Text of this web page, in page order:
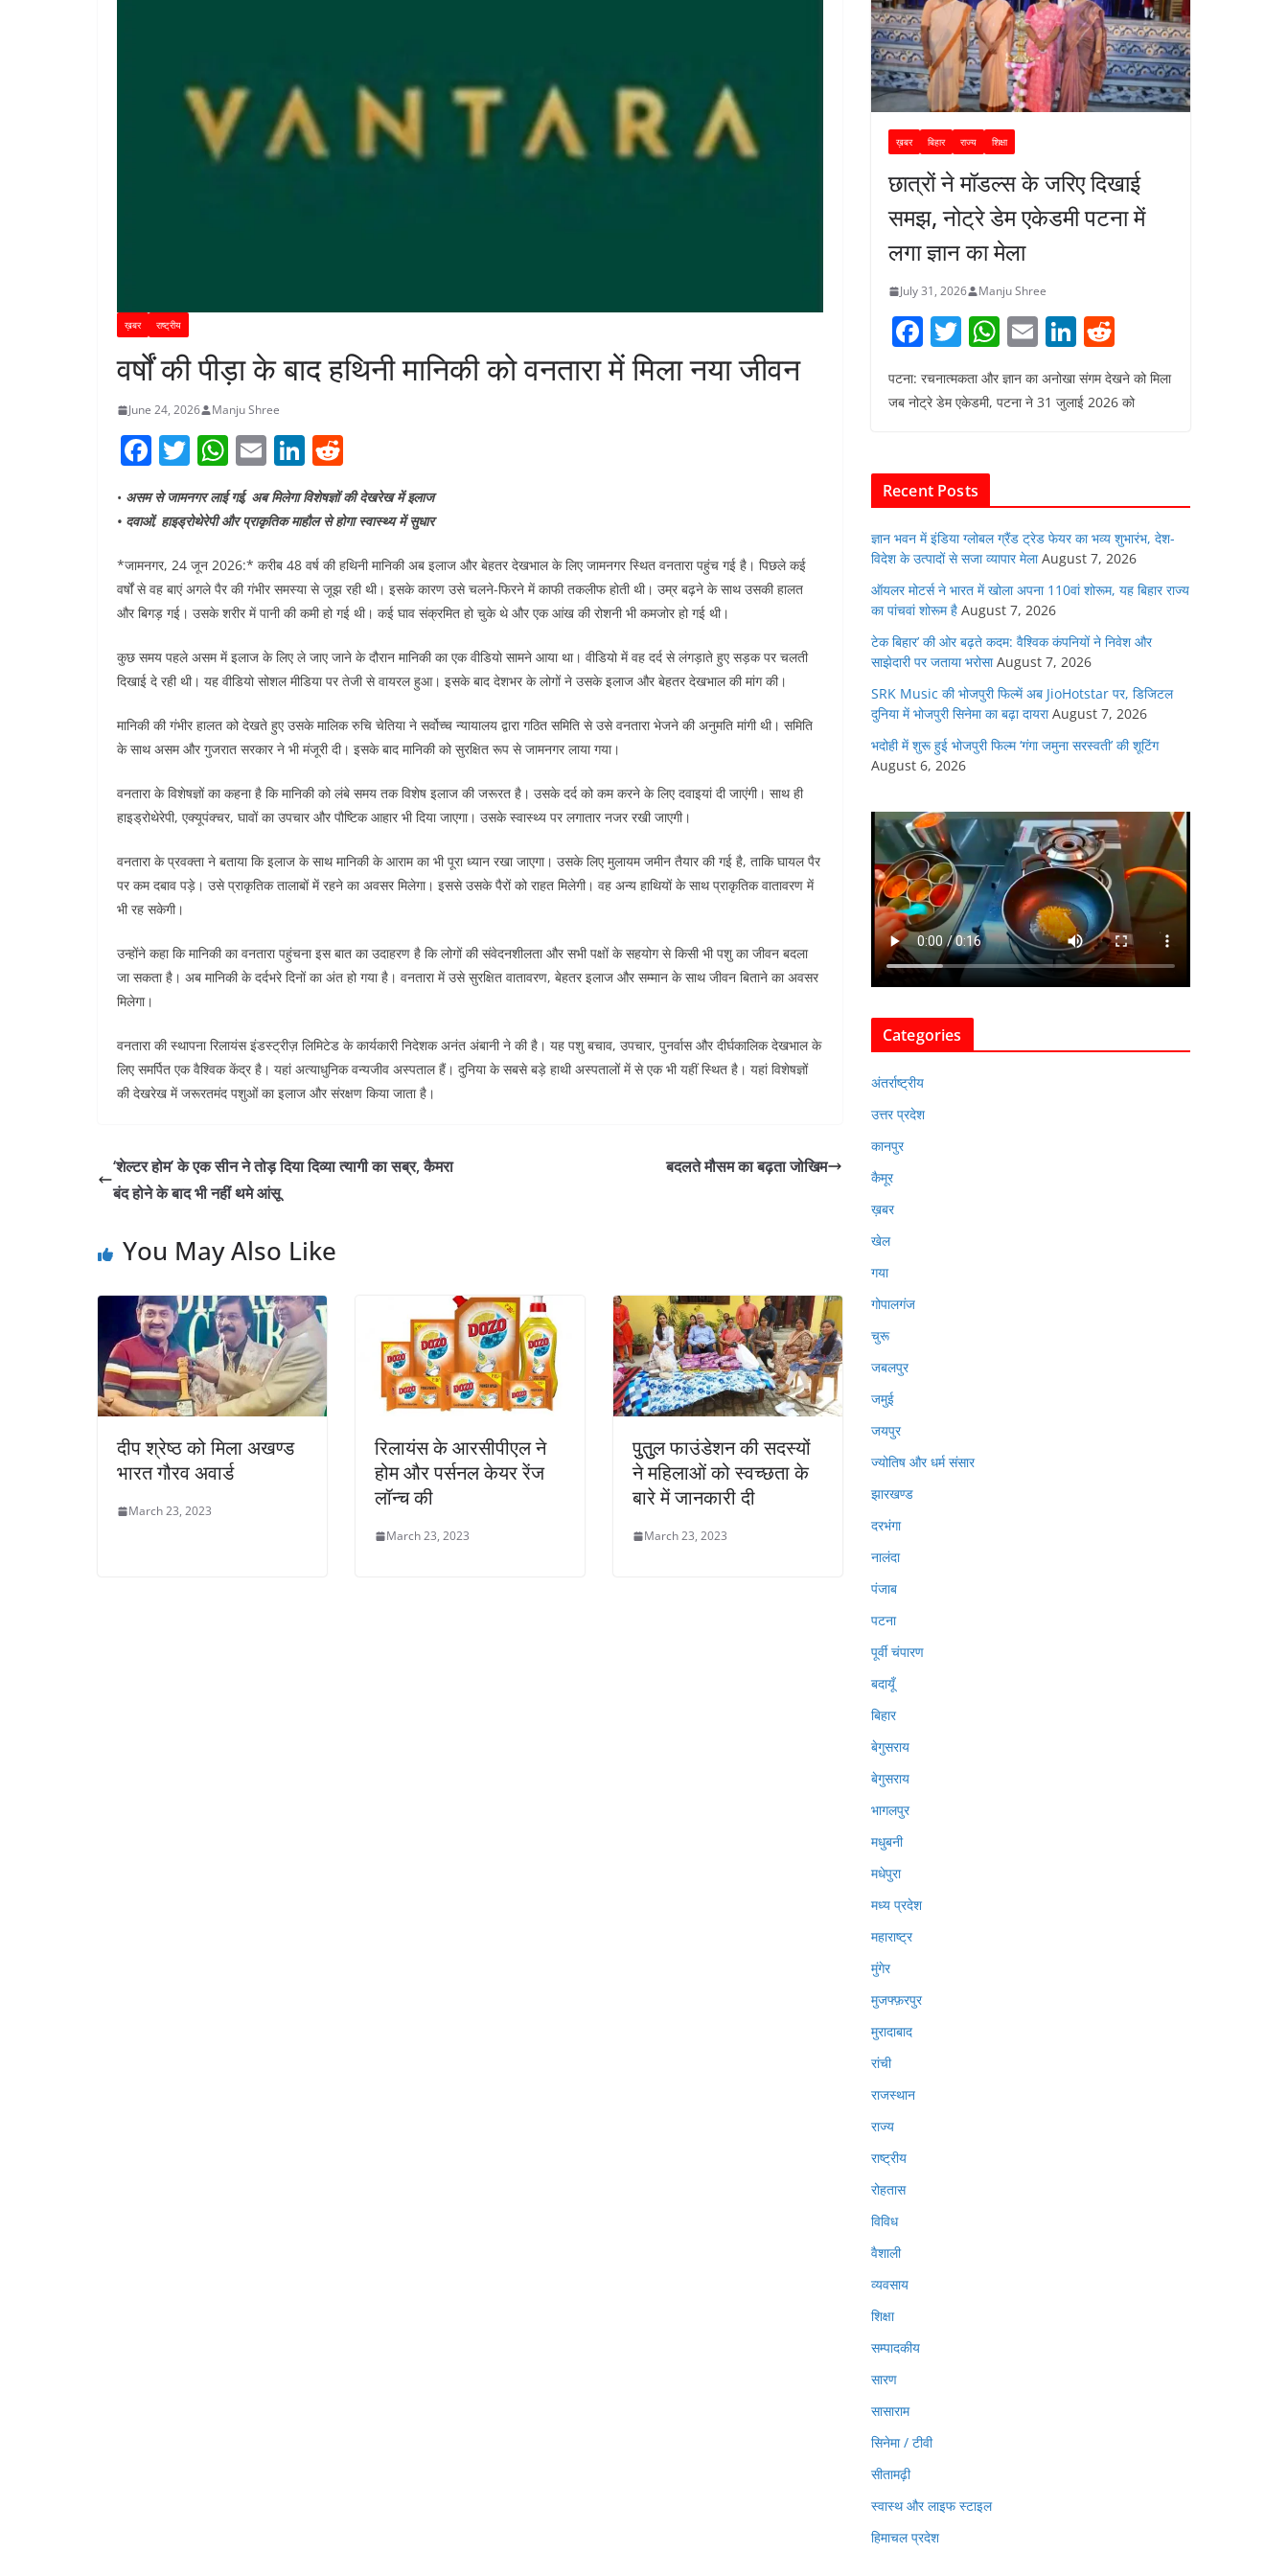
ख़बर राष्ट्रीय
वर्षों की पीड़ा के बाद हथिनी मानिकी को वनतारा में मिला नया जीवन
June 24, 2026 Manju Shree
F
a
c
b
o
o
k
T
itt
W
h
at
A
p
E
m
ai
Li
n
k
dI
n
e
d
t
• असम से जामनगर लाई गई, अब मिलेगा विशेषज्ञों की देखरेख में इलाज
• दवाओं, हाइड्रोथेरेपी और प्राकृतिक माहौल से होगा स्वास्थ्य में सुधार
*जामनगर, 24 जून 2026:* करीब 48 वर्ष की हथिनी मानिकी अब इलाज और बेहतर देखभाल के लिए जामनगर स्थित वनतारा पहुंच गई है। पिछले कई
वर्षों से वह बाएं अगले पैर की गंभीर समस्या से जूझ रही थी। इसके कारण उसे चलने-फिरने में काफी तकलीफ होती थी। उम्र बढ़ने के साथ उसकी हालत
और बिगड़ गई। उसके शरीर में पानी की कमी हो गई थी। कई घाव संक्रमित हो चुके थे और एक आंख की रोशनी भी कमजोर हो गई थी।
कुछ समय पहले असम में इलाज के लिए ले जाए जाने के दौरान मानिकी का एक वीडियो सामने आया था। वीडियो में वह दर्द से लंगड़ाते हुए सड़क पर चलती
दिखाई दे रही थी। यह वीडियो सोशल मीडिया पर तेजी से वायरल हुआ। इसके बाद देशभर के लोगों ने उसके इलाज और बेहतर देखभाल की मांग की।
मानिकी की गंभीर हालत को देखते हुए उसके मालिक रुचि चेतिया ने सर्वोच्च न्यायालय द्वारा गठित समिति से उसे वनतारा भेजने की अनुमति मांगी थी। समिति
के साथ असम और गुजरात सरकार ने भी मंजूरी दी। इसके बाद मानिकी को सुरक्षित रूप से जामनगर लाया गया।
वनतारा के विशेषज्ञों का कहना है कि मानिकी को लंबे समय तक विशेष इलाज की जरूरत है। उसके दर्द को कम करने के लिए दवाइयां दी जाएंगी। साथ ही
हाइड्रोथेरेपी, एक्यूपंक्चर, घावों का उपचार और पौष्टिक आहार भी दिया जाएगा। उसके स्वास्थ्य पर लगातार नजर रखी जाएगी।
वनतारा के प्रवक्ता ने बताया कि इलाज के साथ मानिकी के आराम का भी पूरा ध्यान रखा जाएगा। उसके लिए मुलायम जमीन तैयार की गई है, ताकि घायल पैर
पर कम दबाव पड़े। उसे प्राकृतिक तालाबों में रहने का अवसर मिलेगा। इससे उसके पैरों को राहत मिलेगी। वह अन्य हाथियों के साथ प्राकृतिक वातावरण में
भी रह सकेगी।
उन्होंने कहा कि मानिकी का वनतारा पहुंचना इस बात का उदाहरण है कि लोगों की संवेदनशीलता और सभी पक्षों के सहयोग से किसी भी पशु का जीवन बदला
जा सकता है। अब मानिकी के दर्दभरे दिनों का अंत हो गया है। वनतारा में उसे सुरक्षित वातावरण, बेहतर इलाज और सम्मान के साथ जीवन बिताने का अवसर
मिलेगा।
वनतारा की स्थापना रिलायंस इंडस्ट्रीज़ लिमिटेड के कार्यकारी निदेशक अनंत अंबानी ने की है। यह पशु बचाव, उपचार, पुनर्वास और दीर्घकालिक देखभाल के
लिए समर्पित एक वैश्विक केंद्र है। यहां अत्याधुनिक वन्यजीव अस्पताल हैं। दुनिया के सबसे बड़े हाथी अस्पतालों में से एक भी यहीं स्थित है। यहां विशेषज्ञों
की देखरेख में जरूरतमंद पशुओं का इलाज और संरक्षण किया जाता है।
‘शेल्टर होम’ के एक सीन ने तोड़ दिया दिव्या त्यागी का सब्र, कैमरा
बंद होने के बाद भी नहीं थमे आंसू
बदलते मौसम का बढ़ता जोखिम
You May Also Like
दीप श्रेष्ठ को मिला अखण्ड
भारत गौरव अवार्ड
March 23, 2023
रिलायंस के आरसीपीएल ने
होम और पर्सनल केयर रेंज
लॉन्च की
March 23, 2023
पुुतुुल फाउंडेशन की सदस्यों
ने महिलाओं को स्वच्छता के
बारे में जानकारी दी
March 23, 2023
ख़बर बिहार राज्य शिक्षा
छात्रों ने मॉडल्स के जरिए दिखाई
समझ, नोट्रे डेम एकेडमी पटना में
लगा ज्ञान का मेला
July 31, 2026 Manju Shree
F
c
e
o
o
k
T
itt
W
at
p
E
m
ai
Li
n
k
e
e
d
पटना: रचनात्मकता और ज्ञान का अनोखा संगम देखने को मिला
जब नोट्रे डेम एकेडमी, पटना ने 31 जुलाई 2026 को
Recent Posts
ज्ञान भवन में इंडिया ग्लोबल ग्रैंड ट्रेड फेयर का भव्य शुभारंभ, देश-
विदेश के उत्पादों से सजा व्यापार मेला August 7, 2026
ऑयलर मोटर्स ने भारत में खोला अपना 110वां शोरूम, यह बिहार राज्य
का पांचवां शोरूम है August 7, 2026
टेक बिहार’ की ओर बढ़ते कदम: वैश्विक कंपनियों ने निवेश और
साझेदारी पर जताया भरोसा August 7, 2026
SRK Music की भोजपुरी फिल्में अब JioHotstar पर, डिजिटल
दुनिया में भोजपुरी सिनेमा का बढ़ा दायरा August 7, 2026
भदोही में शुरू हुई भोजपुरी फिल्म ‘गंगा जमुना सरस्वती’ की शूटिंग
August 6, 2026
Categories
अंतर्राष्ट्रीय
उत्तर प्रदेश
कानपुर
कैमूर
ख़बर
खेल
गया
गोपालगंज
चुरू
जबलपुर
जमुई
जयपुर
ज्योतिष और धर्म संसार
झारखण्ड
दरभंगा
नालंदा
पंजाब
पटना
पूर्वी चंपारण
बदायूँ
बिहार
बेगुसराय
बेगुसराय
भागलपुर
मधुबनी
मधेपुरा
मध्य प्रदेश
महाराष्ट्र
मुंगेर
मुजफ्फ़रपुर
मुरादाबाद
रांची
राजस्थान
राज्य
राष्ट्रीय
रोहतास
विविध
वैशाली
व्यवसाय
शिक्षा
सम्पादकीय
सारण
सासाराम
सिनेमा / टीवी
सीतामढ़ी
स्वास्थ और लाइफ स्टाइल
हिमाचल प्रदेश